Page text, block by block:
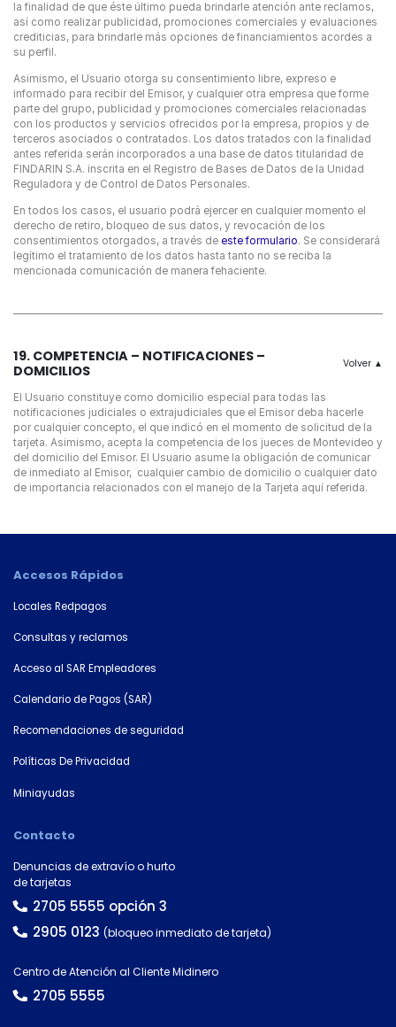
la finalidad de que éste último pueda brindarle atención ante reclamos,
así como realizar publicidad, promociones comerciales y evaluaciones
crediticias, para brindarle más opciones de financiamientos acordes a
su perfil.
Asimismo, el Usuario otorga su consentimiento libre, expreso e
informado para recibir del Emisor, y cualquier otra empresa que forme
parte del grupo, publicidad y promociones comerciales relacionadas
con los productos y servicios ofrecidos por la empresa, propios y de
terceros asociados o contratados. Los datos tratados con la finalidad
antes referida serán incorporados a una base de datos titularidad de
FINDARIN S.A. inscrita en el Registro de Bases de Datos de la Unidad
Reguladora y de Control de Datos Personales.
En todos los casos, el usuario podrá ejercer en cualquier momento el
derecho de retiro, bloqueo de sus datos, y revocación de los
consentimientos otorgados, a través de este formulario. Se considerará
legítimo el tratamiento de los datos hasta tanto no se reciba la
mencionada comunicación de manera fehaciente.
19. COMPETENCIA – NOTIFICACIONES –
DOMICILIOS
El Usuario constituye como domicilio especial para todas las
notificaciones judiciales o extrajudiciales que el Emisor deba hacerle
por cualquier concepto, el que indicó en el momento de solicitud de la
tarjeta. Asimismo, acepta la competencia de los jueces de Montevideo y
del domicilio del Emisor. El Usuario asume la obligación de comunicar
de inmediato al Emisor, cualquier cambio de domicilio o cualquier dato
de importancia relacionados con el manejo de la Tarjeta aquí referida.
Accesos Rápidos
Locales Redpagos
Consultas y reclamos
Acceso al SAR Empleadores
Calendario de Pagos (SAR)
Recomendaciones de seguridad
Políticas De Privacidad
Miniayudas
Contacto
Denuncias de extravío o hurto
de tarjetas
2705 5555 opción 3
2905 0123 (bloqueo inmediato de tarjeta)
Centro de Atención al Cliente Midinero
2705 5555